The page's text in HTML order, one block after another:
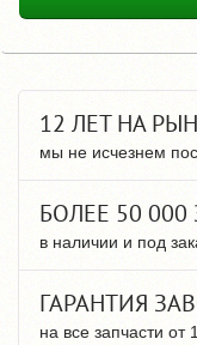
12 ЛЕТ НА
мы не исчезнем
БОЛЕЕ 50
в наличии и под
ГАРАНТИЯ
на все запчасти от